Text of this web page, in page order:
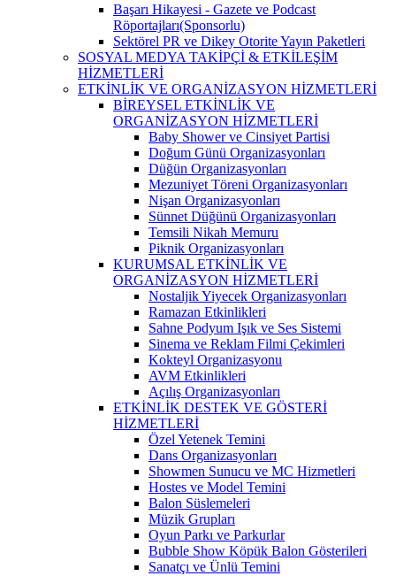
Başarı Hikayesi - Gazete ve Podcast
Röportajları(Sponsorlu)
Sektörel PR ve Dikey Otorite Yayın Paketleri
SOSYAL MEDYA TAKİPÇİ & ETKİLEŞİM
HİZMETLERİ
ETKİNLİK VE ORGANİZASYON HİZMETLERİ
BİREYSEL ETKİNLİK VE
ORGANİZASYON HİZMETLERİ
Baby Shower ve Cinsiyet Partisi
Doğum Günü Organizasyonları
Düğün Organizasyonları
Mezuniyet Töreni Organizasyonları
Nişan Organizasyonları
Sünnet Düğünü Organizasyonları
Temsili Nikah Memuru
Piknik Organizasyonları
KURUMSAL ETKİNLİK VE
ORGANİZASYON HİZMETLERİ
Nostaljik Yiyecek Organizasyonları
Ramazan Etkinlikleri
Sahne Podyum Işık ve Ses Sistemi
Sinema ve Reklam Filmi Çekimleri
Kokteyl Organizasyonu
AVM Etkinlikleri
Açılış Organizasyonları
ETKİNLİK DESTEK VE GÖSTERİ
HİZMETLERİ
Özel Yetenek Temini
Dans Organizasyonları
Showmen Sunucu ve MC Hizmetleri
Hostes ve Model Temini
Balon Süslemeleri
Müzik Grupları
Oyun Parkı ve Parkurlar
Bubble Show Köpük Balon Gösterileri
Sanatçı ve Ünlü Temini